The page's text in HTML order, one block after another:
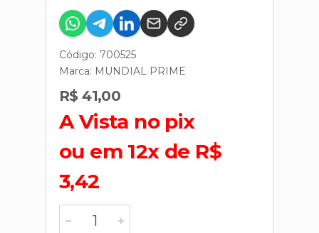
Código: 700525
Marca: MUNDIAL PRIME
R$ 41,00
A Vista no pix
ou em 12x de R$
3,42